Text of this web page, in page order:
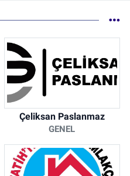
Çeliksan Paslanmaz
GENEL